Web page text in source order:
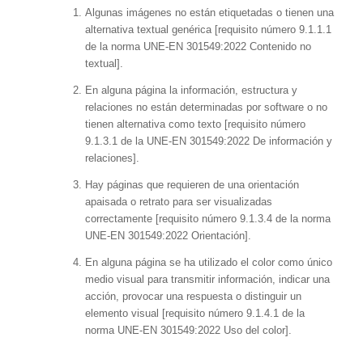
Algunas imágenes no están etiquetadas o tienen una
alternativa textual genérica [requisito número 9.1.1.1
de la norma UNE-EN 301549:2022 Contenido no
textual].
En alguna página la información, estructura y
relaciones no están determinadas por software o no
tienen alternativa como texto [requisito número
9.1.3.1 de la UNE-EN 301549:2022 De información y
relaciones].
Hay páginas que requieren de una orientación
apaisada o retrato para ser visualizadas
correctamente [requisito número 9.1.3.4 de la norma
UNE-EN 301549:2022 Orientación].
En alguna página se ha utilizado el color como único
medio visual para transmitir información, indicar una
acción, provocar una respuesta o distinguir un
elemento visual [requisito número 9.1.4.1 de la
norma UNE-EN 301549:2022 Uso del color].